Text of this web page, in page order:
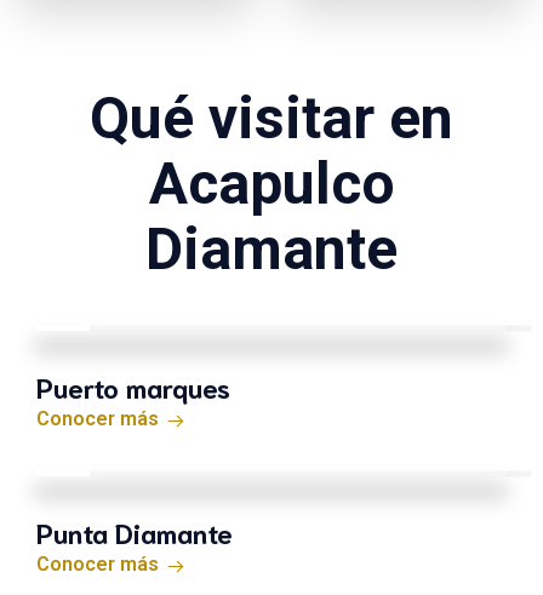
Qué visitar en
Acapulco
Diamante
Puerto marques
Conocer más
Punta Diamante
Conocer más